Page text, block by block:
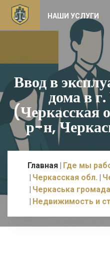
НАШИ УСЛУГИ
Ввод в
дома в
(Черкасская
р-н,
Главная Где мы
Черкасская обл.
Черкаська громада
Недвижимость и